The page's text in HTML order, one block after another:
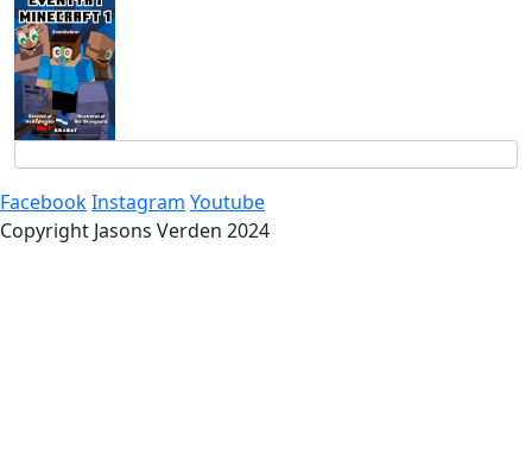
FacebookInstagram Youtube
Copyright Jasons Verden 2024